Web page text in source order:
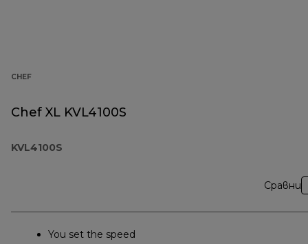
CHEF
Chef XL KVL4100S
KVL4100S
Сравни
You set the speed